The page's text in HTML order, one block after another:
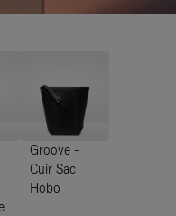
Groove -
Cuir Sac
Hobo